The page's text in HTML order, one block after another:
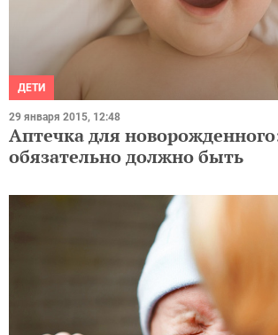
ДЕТИ
Аптечка для новорожденного:
обязательно должно быть